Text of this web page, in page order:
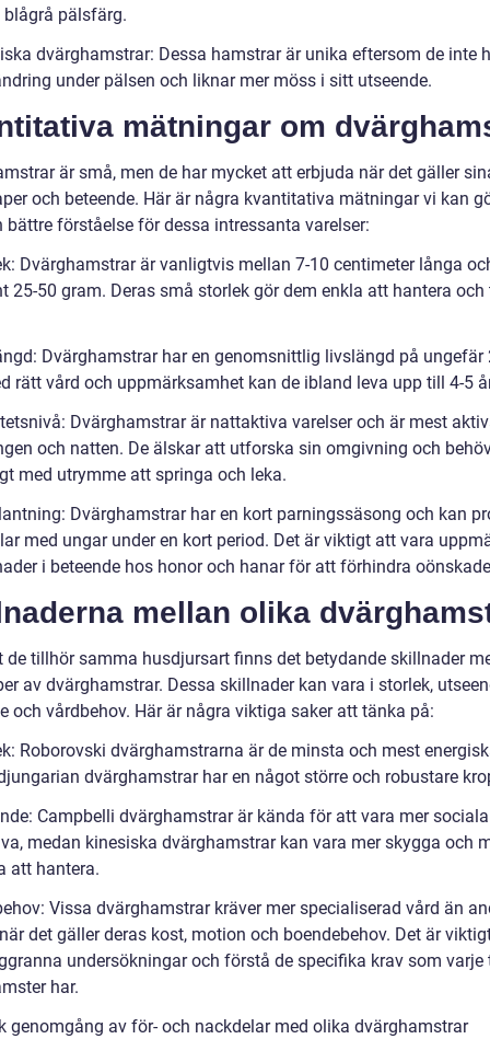
pälsfärg.
dvärghamstrar: Dessa hamstrar är unika eftersom de inte
under pälsen och liknar mer möss i sitt utseende.
mätningar om
är små, men de har mycket att erbjuda när det gäller
och beteende. Här är några kvantitativa mätningar vi kan
bättre förståelse för dessa intressanta varelser:
Dvärghamstrar är vanligtvis mellan 7-10 centimeter långa
25-50 gram. Deras små storlek gör dem enkla att hantera
Dvärghamstrar har en genomsnittlig livslängd på ungefär
rätt vård och uppmärksamhet kan de ibland leva upp till 4-5
Dvärghamstrar är nattaktiva varelser och är mest
och natten. De älskar att utforska sin omgivning och
med utrymme att springa och leka.
Dvärghamstrar har en kort parningssäsong och kan
med ungar under en kort period. Det är viktigt att vara
i beteende hos honor och hanar för att förhindra
mellan olika
de tillhör samma husdjursart finns det betydande skillnader
av dvärghamstrar. Dessa skillnader kan vara i storlek,
och vårdbehov. Här är några viktiga saker att tänka på:
Roborovski dvärghamstrarna är de minsta och mest
dvärghamstrar har en något större och robustare
Campbelli dvärghamstrar är kända för att vara mer
medan kinesiska dvärghamstrar kan vara mer skygga och
att hantera.
Vissa dvärghamstrar kräver mer specialiserad vård än
det gäller deras kost, motion och boendebehov. Det är
undersökningar och förstå de specifika krav som varje
har.
genomgång av för- och nackdelar med olika dvärghamstrar